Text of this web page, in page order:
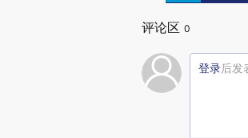
评论区 0
登录后发